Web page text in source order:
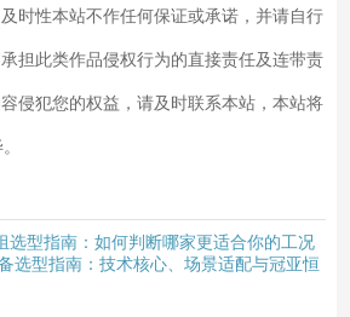
时性本站不作任何保证或承诺，并请自行
担此类作品侵权行为的直接责任及连带责
侵犯您的权益，请及时联系本站，本站将
选型指南：如何判断哪家更适合你的工况
选型指南：技术核心、场景适配与冠亚恒